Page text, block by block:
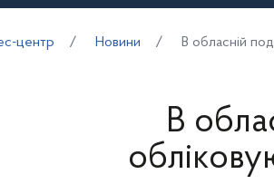
центр Новини В обласній
В